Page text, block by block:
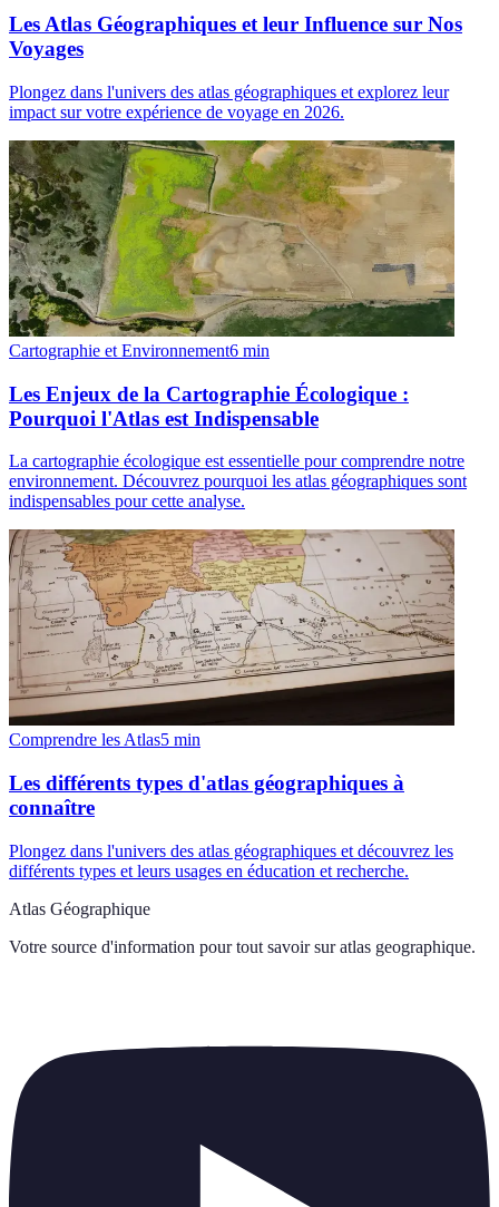
Les Atlas Géographiques et leur Influence sur Nos
Voyages
Plongez dans l'univers des atlas géographiques et explorez leur
impact sur votre expérience de voyage en 2026.
Cartographie et Environnement6 min
Les Enjeux de la Cartographie Écologique :
Pourquoi l'Atlas est Indispensable
La cartographie écologique est essentielle pour comprendre notre
environnement. Découvrez pourquoi les atlas géographiques sont
indispensables pour cette analyse.
Comprendre les Atlas5 min
Les différents types d'atlas géographiques à
connaître
Plongez dans l'univers des atlas géographiques et découvrez les
différents types et leurs usages en éducation et recherche.
Atlas Géographique
Votre source d'information pour tout savoir sur atlas geographique.